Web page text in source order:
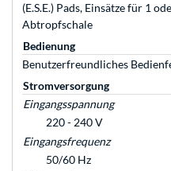
(E.S.E.) Pads, Einsätze für 1
Abtropfschale
Bedienung
Benutzerfreundliches
Stromversorgung
Eingangsspannung
220 - 240 V
Eingangsfrequenz
50/60 Hz